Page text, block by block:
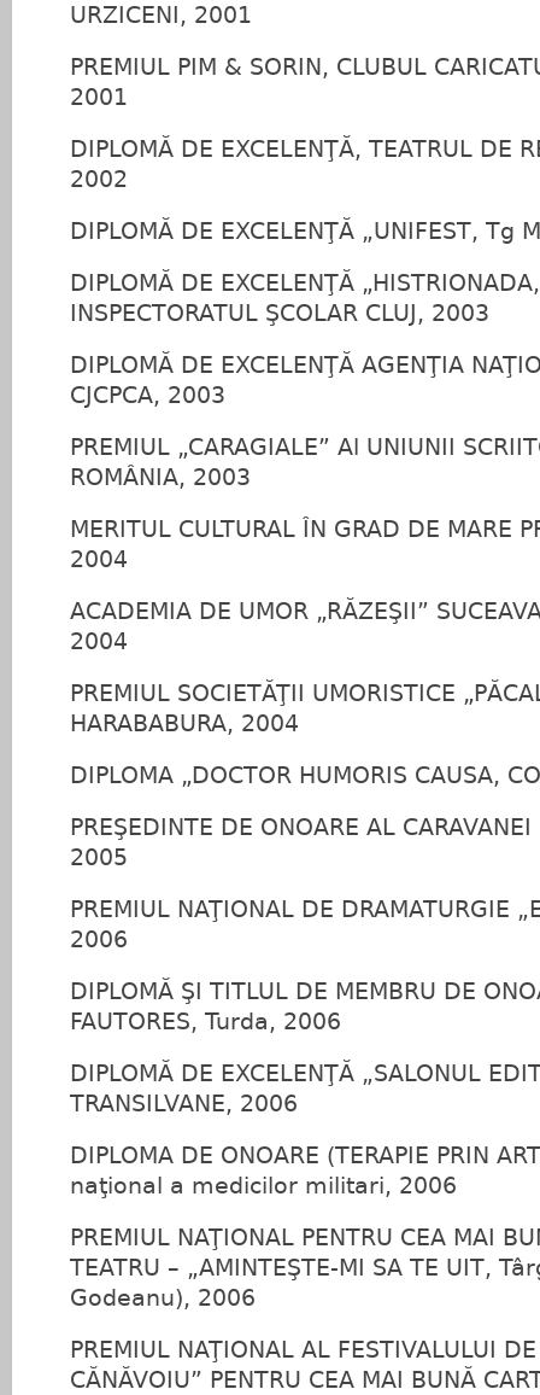
URZICENI, 2001
PREMIUL PIM & SORIN, CLUBUL
2001
DIPLOMĂ DE EXCELENŢĂ, TEATRUL DE
2002
DIPLOMĂ DE EXCELENŢĂ „UNIFEST, Tg
DIPLOMĂ DE EXCELENŢĂ
INSPECTORATUL ŞCOLAR CLUJ, 2003
DIPLOMĂ DE EXCELENŢĂ AGENŢIA
CJCPCA, 2003
PREMIUL „CARAGIALE” Al UNIUNII
ROMÂNIA, 2003
MERITUL CULTURAL ÎN GRAD DE MARE
2004
ACADEMIA DE UMOR „RĂZEŞII”
2004
PREMIUL SOCIETĂŢII UMORISTICE
HARABABURA, 2004
DIPLOMA „DOCTOR HUMORIS CAUSA,
PREŞEDINTE DE ONOARE AL
2005
PREMIUL NAŢIONAL DE DRAMATURGIE
2006
DIPLOMĂ ŞI TITLUL DE MEMBRU DE
FAUTORES, Turda, 2006
DIPLOMĂ DE EXCELENŢĂ „SALONUL
TRANSILVANE, 2006
DIPLOMA DE ONOARE (TERAPIE PRIN
naţional a medicilor militari, 2006
PREMIUL NAŢIONAL PENTRU CEA MAI
TEATRU – „AMINTEŞTE‑MI SA TE UIT,
Godeanu), 2006
PREMIUL NAŢIONAL AL FESTIVALULUI
CĂNĂVOIU” PENTRU CEA MAI BUNĂ